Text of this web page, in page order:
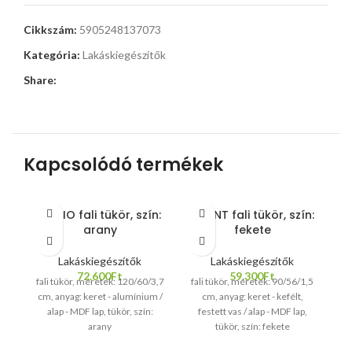
Cikkszám: 5905248137073
Kategória: Lakáskiegészítők
Share:
Kapcsolódó termékek
CURIO fali tükör, szín:
arany
Lakáskiegészítők
72.600Ft
fali tükör, méretek: 120/60/3,7
cm, anyag: keret - alumínium /
alap - MDF lap, tükör, szín:
arany
ESSENT fali tükör, szín:
fekete
Lakáskiegészítők
59.300Ft
fali tükör, méretek: 90/56/1,5
cm, anyag: keret - kefélt,
festett vas / alap - MDF lap,
tükör, szín: fekete